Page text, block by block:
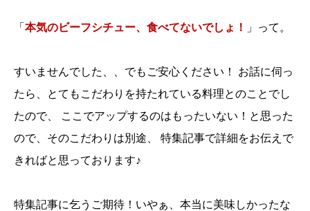
「 本気のビーフシチュー、食べてないでしょ！ 」って。
すいませんでした、、でもご安心ください！
お話に伺っ
たら、とてもこだわりを持たれている料理とのことでし
たので、
ここでアップするのはもったいない！と思った
ので、そのこだわりは別途、
特集記事で詳細をお伝えで
きればと思っております♪
特集記事に乞うご期待！いやぁ、本当に美味しかったな